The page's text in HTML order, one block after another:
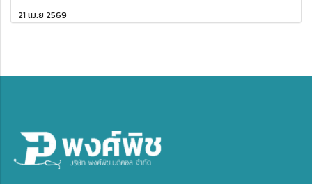
21 เม.ย 2569